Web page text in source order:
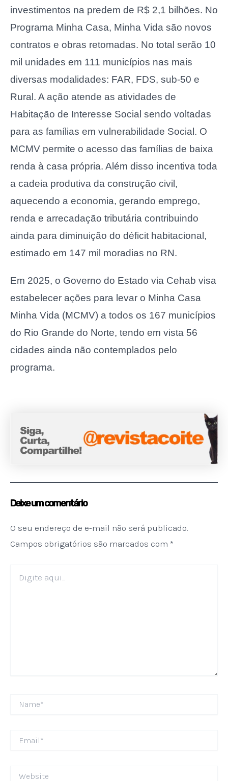
investimentos na predem de R$ 2,1 bilhões. No
Programa Minha Casa, Minha Vida são novos
contratos e obras retomadas. No total serão 10
mil unidades em 111 municípios nas mais
diversas modalidades: FAR, FDS, sub-50 e
Rural. A ação atende as atividades de
Habitação de Interesse Social sendo voltadas
para as famílias em vulnerabilidade Social. O
MCMV permite o acesso das famílias de baixa
renda à casa própria. Além disso incentiva toda
a cadeia produtiva da construção civil,
aquecendo a economia, gerando emprego,
renda e arrecadação tributária contribuindo
ainda para diminuição do déficit habitacional,
estimado em 147 mil moradias no RN.
Em 2025, o Governo do Estado via Cehab visa
estabelecer ações para levar o Minha Casa
Minha Vida (MCMV) a todos os 167 municípios
do Rio Grande do Norte, tendo em vista 56
cidades ainda não contemplados pelo
programa.
Deixe um comentário
O seu endereço de e-mail não será publicado.
Campos obrigatórios são marcados com *
aqui...